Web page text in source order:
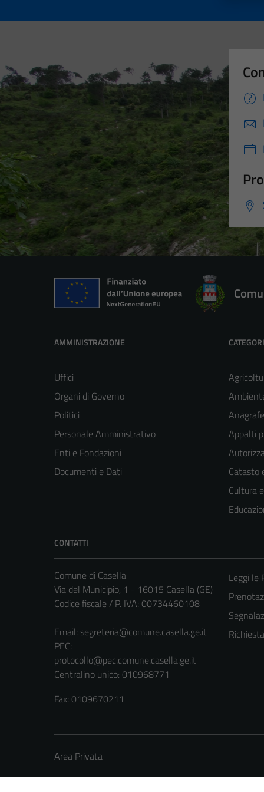
AMMINISTRAZIONE
Uffici
Organi di Governo
Politici
Personale Amministrativo
Enti e Fondazioni
Documenti e Dati
Appalti
Catasto
Cultura
CONTATTI
Comune di Casella
Via del Municipio, 1 - 16015 Casella (GE)
Codice fiscale / P. IVA: 00734460108
Email: segreteria@comune.casella.ge.it
PEC:
protocollo@pec.comune.casella.ge.it
Centralino unico: 010968771
Fax: 0109670211
Leggi le
Area Privata